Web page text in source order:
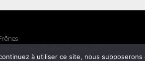
à utiliser ce site, nous